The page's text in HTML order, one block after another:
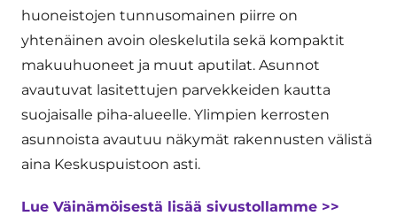
huoneistojen tunnusomainen piirre on
yhtenäinen avoin oleskelutila sekä kompaktit
makuuhuoneet ja muut aputilat. Asunnot
avautuvat lasitettujen parvekkeiden kautta
suojaisalle piha-alueelle. Ylimpien kerrosten
asunnoista avautuu näkymät rakennusten välistä
aina Keskuspuistoon asti.
Lue Väinämöisestä lisää sivustollamme >>